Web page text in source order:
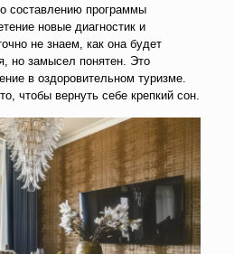
составлению программы
новые диагностик и
не знаем, как она будет
но замысел понятен. Это
в оздоровительном туризме.
чтобы вернуть себе крепкий сон.